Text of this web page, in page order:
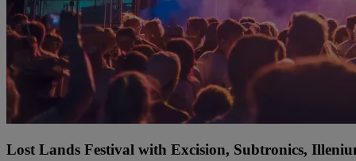
Lost Lands Festival with Excision, Subtronics,